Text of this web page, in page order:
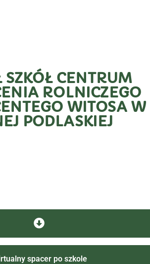
SZKÓŁ CENTRUM
ROLNICZEGO
WITOSA W
PODLASKIEJ
spacer po szkole